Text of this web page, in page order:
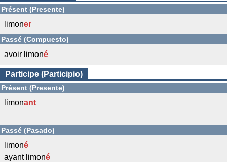
Présent (Presente)
limoner
Passé (Compuesto)
avoir limoné
Participe (Participio)
Présent (Presente)
limonant
Passé (Pasado)
limoné
ayant limoné